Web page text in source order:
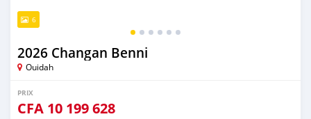
6
2026 Changan Benni
Ouidah
PRIX
CFA 10 199 628